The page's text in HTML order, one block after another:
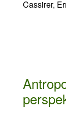
Cassirer,